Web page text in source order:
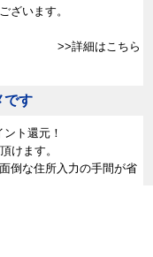
ざいます。
>>詳細はこちら
です
ト還元！
けます。
倒な住所入力の手間が省